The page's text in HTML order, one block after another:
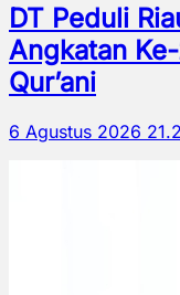
DT Peduli
Angkatan
Qur’ani
6 Agustus 2026